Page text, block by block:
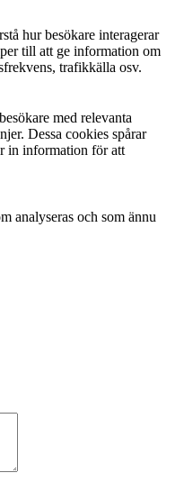
hur besökare interagerar
till att ge information om
trafikkälla osv.
med relevanta
Dessa cookies spårar
in information för att
analyseras och som ännu